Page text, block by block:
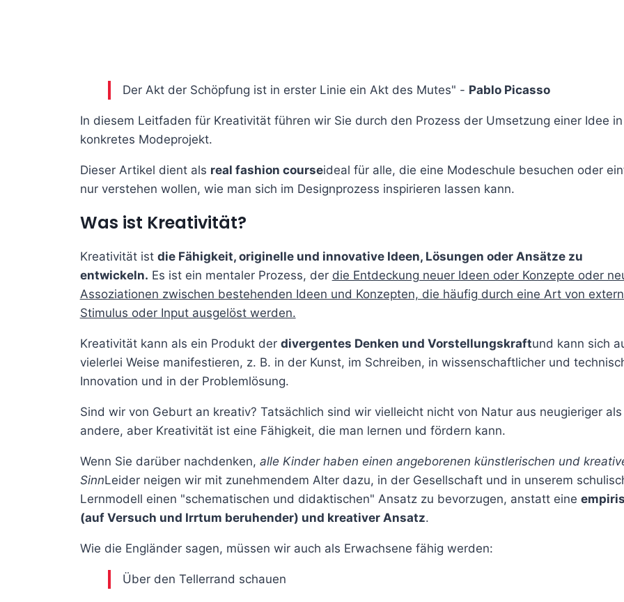
Der Akt der Schöpfung ist in erster Linie ein Akt des Mutes" - Pablo Picasso
In diesem Leitfaden für Kreativität führen wir Sie durch den Prozess der Umsetzung einer Idee
konkretes Modeprojekt.
Dieser Artikel dient als real fashion courseideal für alle, die eine Modeschule besuchen oder
nur verstehen wollen, wie man sich im Designprozess inspirieren lassen kann.
Was ist Kreativität?
Kreativität ist die Fähigkeit, originelle und innovative Ideen, Lösungen oder Ansätze zu
entwickeln. Es ist ein mentaler Prozess, der die Entdeckung neuer Ideen oder Konzepte oder
Assoziationen zwischen bestehenden Ideen und Konzepten, die häufig durch eine Art von
Stimulus oder Input ausgelöst werden.
Kreativität kann als ein Produkt der divergentes Denken und Vorstellungskraftund kann sich
vielerlei Weise manifestieren, z. B. in der Kunst, im Schreiben, in wissenschaftlicher und
Innovation und in der Problemlösung.
Sind wir von Geburt an kreativ? Tatsächlich sind wir vielleicht nicht von Natur aus neugieriger als
andere, aber Kreativität ist eine Fähigkeit, die man lernen und fördern kann.
Wenn Sie darüber nachdenken, alle Kinder haben einen angeborenen künstlerischen und
SinnLeider neigen wir mit zunehmendem Alter dazu, in der Gesellschaft und in unserem
Lernmodell einen "schematischen und didaktischen" Ansatz zu bevorzugen, anstatt eine
(auf Versuch und Irrtum beruhender) und kreativer Ansatz.
Wie die Engländer sagen, müssen wir auch als Erwachsene fähig werden:
Über den Tellerrand schauen